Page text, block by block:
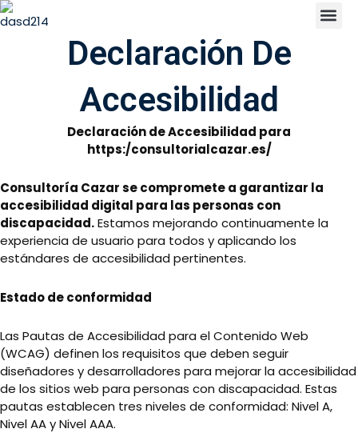
contenido
Ir
al
Declaración De
Accesibilidad
Declaración de Accesibilidad para
https:/consultorialcazar.es/
Consultoría Cazar se compromete a garantizar la
accesibilidad digital para las personas con
discapacidad.Estamos mejorando continuamente la
experiencia de usuario para todos y aplicando los
estándares de accesibilidad pertinentes.
Estado de conformidad
Las Pautas de Accesibilidad para el Contenido Web
(WCAG) definen los requisitos que deben seguir
diseñadores y desarrolladores para mejorar la accesibilidad
de los sitios web para personas con discapacidad. Estas
pautas establecen tres niveles de conformidad: Nivel A,
Nivel AA y Nivel AAA.